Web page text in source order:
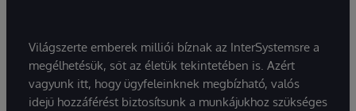
Világszerte emberek milliói bíznak az InterSystemsre a
megélhetésük, sőt az életük tekintetében is. Azért
vagyunk itt, hogy ügyfeleinknek megbízható, valós
idejű hozzáférést biztosítsunk a munkájukhoz szükséges